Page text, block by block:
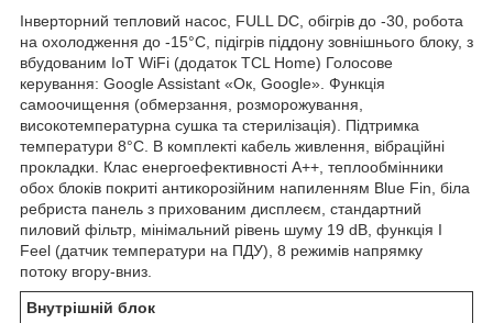
Інверторний тепловий насос, FULL DC, обігрів до -30, робота
на охолодження до -15°C, підігрів піддону зовнішнього блоку, з
вбудованим IoT WiFi (додаток TCL Home) Голосове
керування: Google Assistant «Ок, Google». Функція
самоочищення (обмерзання, розморожування,
високотемпературна сушка та стерилізація). Підтримка
температури 8°С. В комплекті кабель живлення, вібраційні
прокладки. Клас енергоефективності А++, теплообмінники
обох блоків покриті антикорозійним напиленням Blue Fin, біла
ребриста панель з прихованим дисплеєм, стандартний
пиловий фільтр, мінімальний рівень шуму 19 dB, функція I
Feel (датчик температури на ПДУ), 8 режимів напрямку
потоку вгору-вниз.
Внутрішній блок